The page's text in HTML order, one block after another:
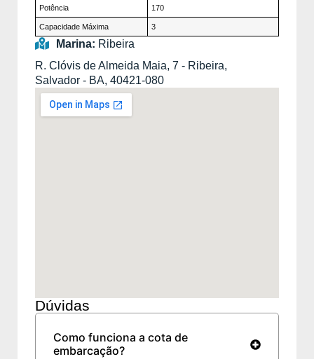
Potência 170
Capacidade Máxima 3
Marina: Ribeira
R. Clóvis de Almeida Maia, 7 - Ribeira,
Salvador - BA, 40421-080
Dúvidas
Como funciona a cota de
embarcação?